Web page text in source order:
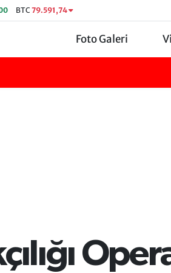
BTC 79.591,74
Foto Galeri